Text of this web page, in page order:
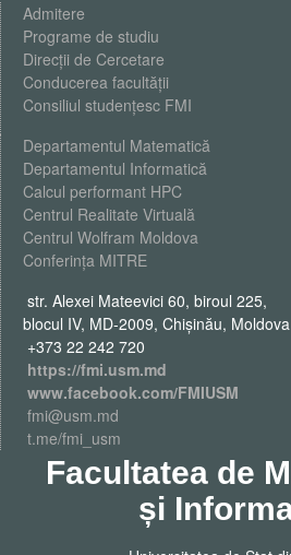
Admitere
Programe de studiu
Direcții de Cercetare
Conducerea facultății
Consiliul studențesc FMI
Departamentul Matematică
Departamentul Informatică
Calcul performant HPC
Centrul Realitate Virtuală
Centrul Wolfram Moldova
Conferința MITRE
str. Alexei Mateevici 60, biroul 225,
blocul IV, MD-2009, Chişinău, Moldova
+373 22 242 720
https://fmi.usm.md
www.facebook.com/FMIUSM
fmi@usm.md
t.me/fmi_usm
Facultatea de
și